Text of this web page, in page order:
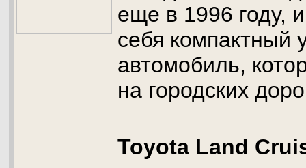
еще в 1996 году,
себя компактный
автомобиль,
на городских
Toyota Land